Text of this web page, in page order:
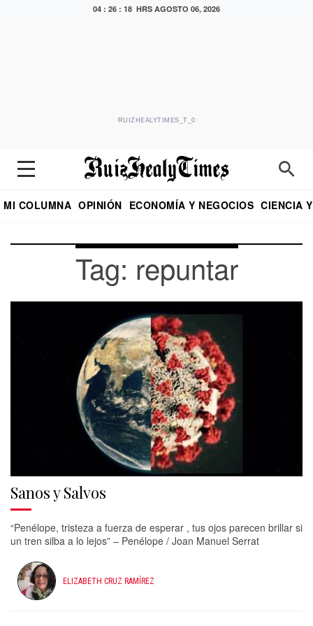
04 : 26 : 18 HRS AGOSTO 06, 2026
RUIZHEALYTIMES_T_0
MI COLUMNA OPINIÓN ECONOMÍA Y NEGOCIOS CIENCIA
Tag: repuntar
Sanos y Salvos
“Penélope, tristeza a fuerza de esperar , tus ojos parecen brillar si
un tren silba a lo lejos” – Penélope / Joan Manuel Serrat
ELIZABETH CRUZ RAMÍREZ